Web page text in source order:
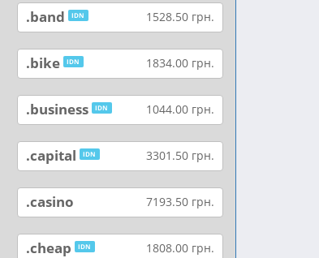
.band IDN 1528.50 грн.
.bike IDN 1834.00 грн.
.business IDN 1044.00 грн.
.capital IDN 3301.50 грн.
.casino 7193.50 грн.
.cheap IDN 1808.00 грн.